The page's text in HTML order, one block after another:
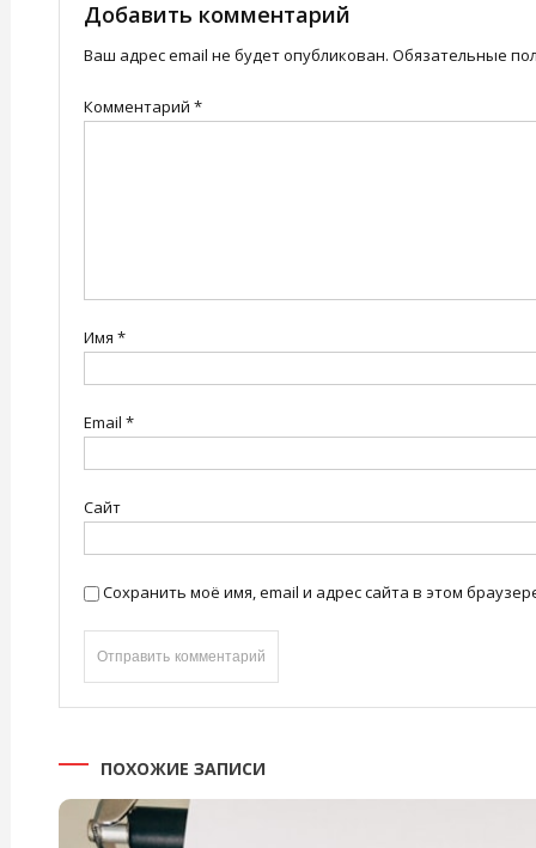
записям
Добавить комментарий
Ваш адрес email не будет опубликован. Обязательные
Комментарий *
Имя *
Email *
Сайт
Сохранить моё имя, email и адрес сайта в этом
ПОХОЖИЕ ЗАПИСИ